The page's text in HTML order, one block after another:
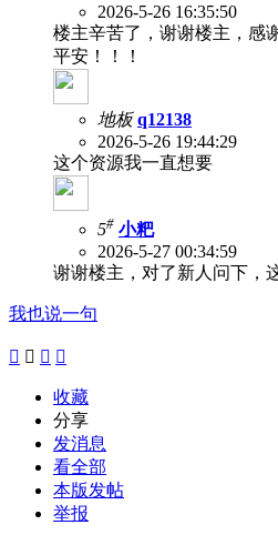
2026-5-26 16:35:50
楼主辛苦了，谢谢楼主，感
平安！！！
地板 q12138
2026-5-26 19:44:29
这个资源我一直想要
5# 小粑
2026-5-27 00:34:59
谢谢楼主，对了新人问下，
我也说一句
   
收藏
分享
发消息
看全部
本版发帖
举报